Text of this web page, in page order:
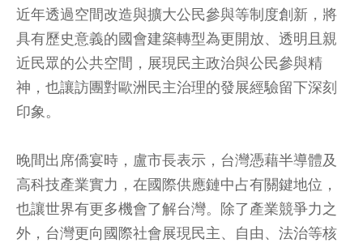
近年透過空間改造與擴大公民參與等制度創新，將
具有歷史意義的國會建築轉型為更開放、透明且親
近民眾的公共空間，展現民主政治與公民參與精
神，也讓訪團對歐洲民主治理的發展經驗留下深刻
印象。
晚間出席僑宴時，盧市長表示，台灣憑藉半導體及
高科技產業實力，在國際供應鏈中占有關鍵地位，
也讓世界有更多機會了解台灣。除了產業競爭力之
外，台灣更向國際社會展現民主、自由、法治等核